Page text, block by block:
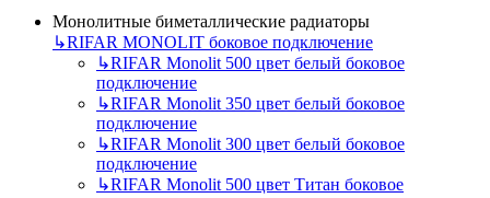
Монолитные биметаллические радиаторы
↳RIFAR MONOLIT боковое подключение
↳RIFAR Monolit 500 цвет белый боковое
подключение
↳RIFAR Monolit 350 цвет белый боковое
подключение
↳RIFAR Monolit 300 цвет белый боковое
подключение
↳RIFAR Monolit 500 цвет Титан боковое